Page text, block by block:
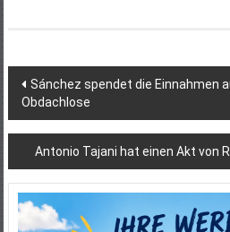
Beitragsnavigation
Sánchez spendet die Einnahmen
Obdachlose
Antonio Tajani hat einen Akt von